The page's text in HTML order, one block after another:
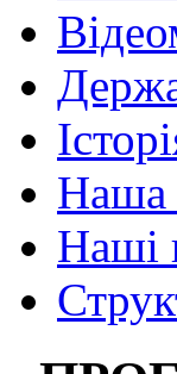
Наша
Наші